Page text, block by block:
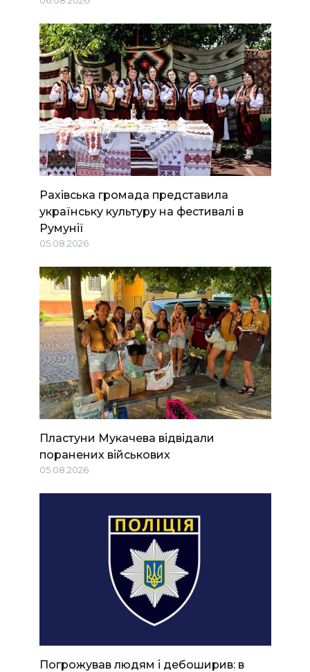
Рахівська громада представила
українську культуру на фестивалі в
Румунії
05.08.2026
Пластуни Мукачева відвідали
поранених військових
05.08.2026
Погрожував людям і дебоширив: в